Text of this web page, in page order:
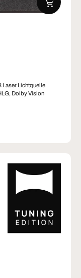
Laser Lichtquelle
Dolby Vision